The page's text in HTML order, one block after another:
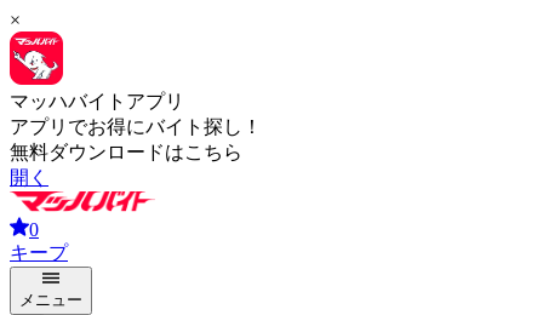
×
マッハバイトアプリ
アプリでお得にバイト探し！
無料ダウンロードはこちら
開く
0
キープ
メニュー